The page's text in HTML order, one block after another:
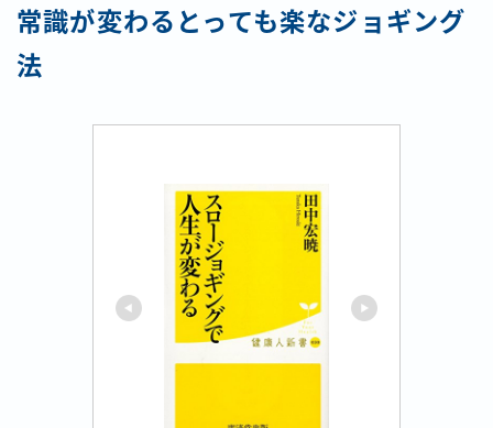
常識が変わるとっても楽なジョギング
法